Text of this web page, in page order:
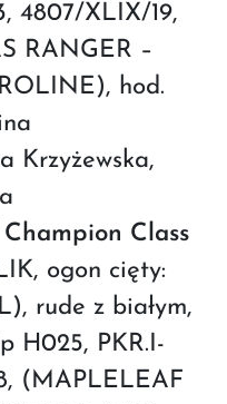
4807/XLIX/19,
RANGER –
hod.
Krzyżewska,
Class
ogon cięty:
rude z białym,
H025, PKR.I-
(MAPLELEAF